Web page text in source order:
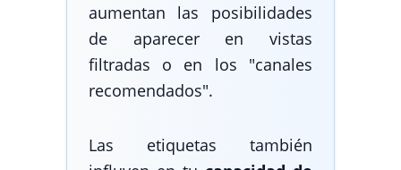
aumentan las posibilidades
de aparecer en vistas
filtradas o en los "canales
recomendados".
Las etiquetas también